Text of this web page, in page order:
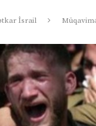
İsrail